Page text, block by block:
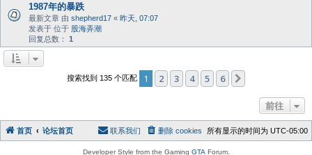
1987年的暴跌
最新文章 由 shepherd17 « 昨天, 07:07
发表于 位于 股海弄潮
回复总数： 1
搜索找到 135 个匹配 1 2 3 4 5 6
前往
首页 论坛首页 所有显示的时间为 UTC-05:00
删除 cookies
联系我们
Developer Style from the Gaming GTA Forum.